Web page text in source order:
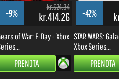
Gears of War: E-Day - Xbox
PRENOTA
STAR WARS:
PRENOTA